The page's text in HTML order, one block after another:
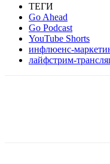
ТЕГИ
Go Ahead
Go Podcast
YouTube Shorts
инфлюенс-
лайфстрим-